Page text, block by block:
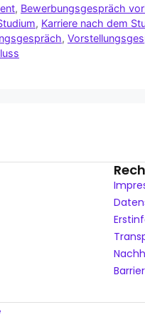
, Bewerbungsgespräch
, Karriere nach dem
,